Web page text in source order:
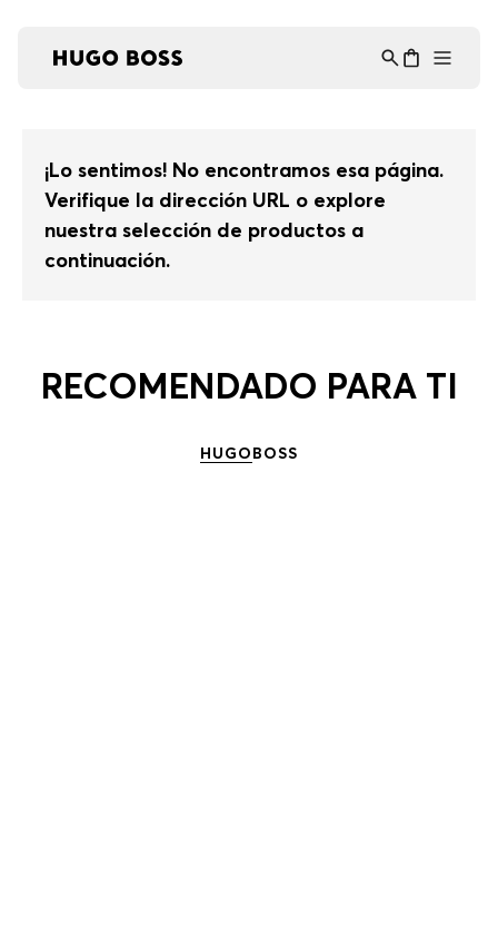
¡Lo sentimos! No encontramos esa página.
Verifique la dirección URL o explore
nuestra selección de productos a
continuación.
RECOMENDADO PARA TI
HUGOBOSS
Asistente Virtual
en línea ⋮